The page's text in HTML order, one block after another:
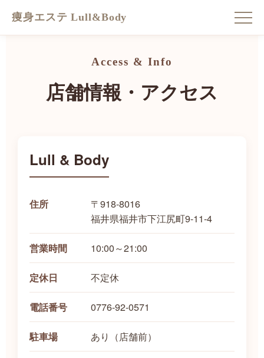
痩身エステ Lull&Body
Access & Info
店舗情報・アクセス
Lull & Body
住所
〒918-8016
福井県福井市下江尻町9-11-4
営業時間 10:00～21:00
定休日 不定休
電話番号 0776-92-0571
駐車場 あり（店舗前）